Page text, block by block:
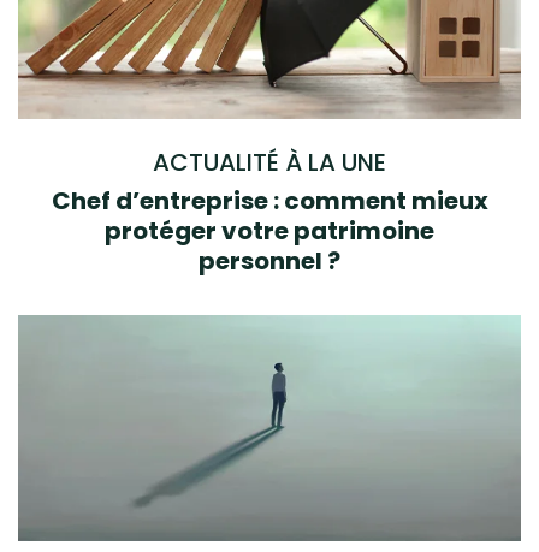
ACTUALITÉ À LA UNE
Chef d’entreprise : comment mieux
protéger votre patrimoine
personnel ?